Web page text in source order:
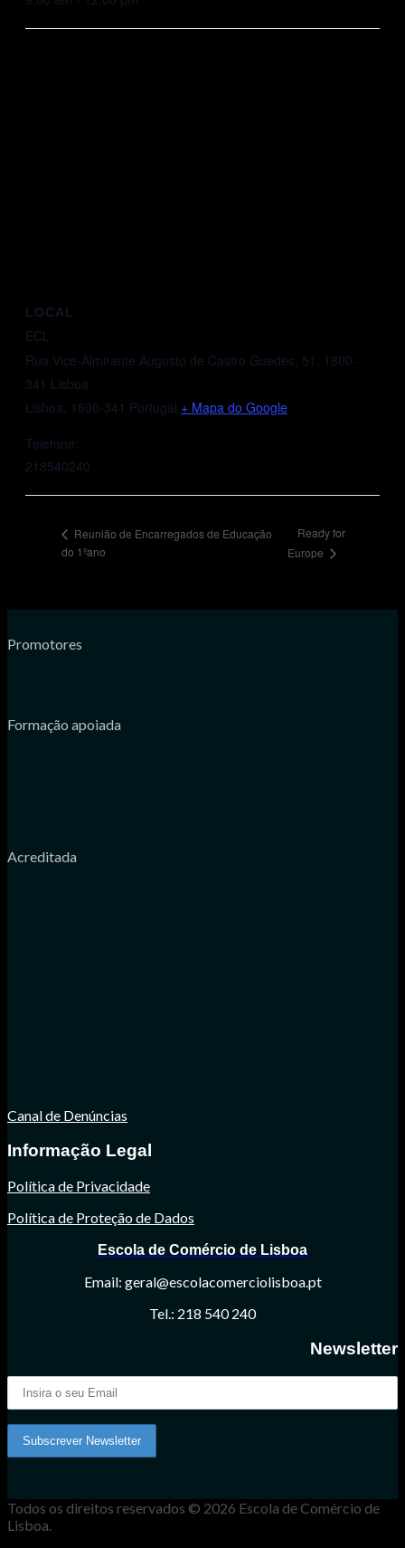
LOCAL
ECL
Rua Vice-Almirante Augusto de Castro Guedes, 51, 1800-
341 Lisboa
Lisboa 1800-341 Portugal + Mapa do Google
Telefone:
218540240
Reunião de Encarregados de Educação
do 1ºano
Ready for
Europe
Promotores
Formação apoiada
Acreditada
Canal de Denúncias
Informação Legal
Política de Privacidade
Política de Proteção de Dados
Escola de Comércio de Lisboa
Email: geral@escolacomerciolisboa.pt
Tel.: 218 540 240
Newsletter
Todos os direitos reservados © 2026 Escola de Comércio de
Lisboa.